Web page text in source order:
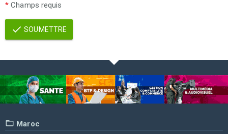
* Champs requis
SOUMETTRE
Maroc